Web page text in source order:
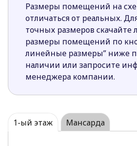
технические помещения от
дома, позволяет вносить
изменения в планировку.
возможность отказаться от
перегородки для шкафа в
визуально увеличив
Кухню можно сделать
или полностью закрытой, и
на террасе и создаст
доме;
окна в гостиной,
Размеры помещений на
отличаться от реальных.
точных размеров
размеры помещений по
линейные размеры” ниже
наличии или запросите
менеджера компании.
1-ый этаж Мансарда